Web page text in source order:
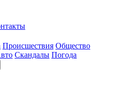
Происшествия Общество
Скандалы Погода